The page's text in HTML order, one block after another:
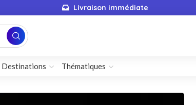
Livraison immédiate
Destinations Thématiques